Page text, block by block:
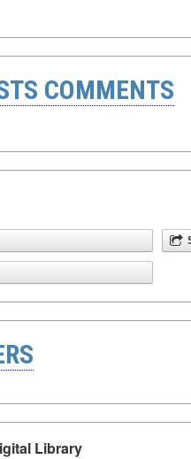
COMMENTS
Library